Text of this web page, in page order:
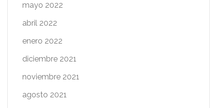
mayo 2022
abril 2022
enero 2022
diciembre 2021
noviembre 2021
agosto 2021